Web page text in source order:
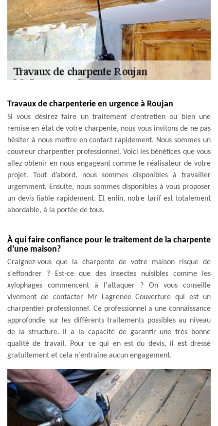
Travaux de charpenterie en urgence à Roujan
Si vous désirez faire un traitement d’entretien ou bien une
remise en état de votre charpente, nous vous invitons de ne pas
hésiter à nous mettre en contact rapidement. Nous sommes un
couvreur charpentier professionnel. Voici les bénéfices que vous
allez obtenir en nous engageant comme le réalisateur de votre
projet. Tout d’abord, nous sommes disponibles à travailler
urgemment. Ensuite, nous sommes disponibles à vous proposer
un devis fiable rapidement. Et enfin, notre tarif est totalement
abordable, à la portée de tous.
À qui faire confiance pour le traitement de la charpente
d'une maison?
Craignez-vous que la charpente de votre maison risque de
s'effondrer ? Est-ce que des insectes nuisibles comme les
xylophages commencent à l'attaquer ? On vous conseille
vivement de contacter Mr Lagrenee Couverture qui est un
charpentier professionnel. Ce professionnel a une connaissance
approfondie sur les différents traitements possibles au niveau
de la structure. Il a la capacité de garantir une très bonne
qualité de travail. Pour ce qui en est du devis, il est dressé
gratuitement et cela n'entraîne aucun engagement.